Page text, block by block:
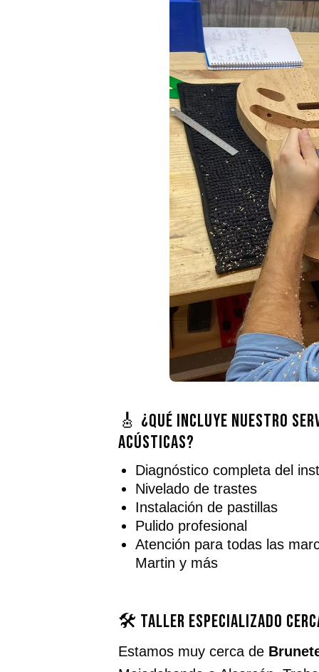
🎸 ¿Qué incluye nuestro
acústicas?
Diagnóstico completa del
Nivelado de trastes
Instalación de pastillas
Pulido profesional
Atención para todas las
Martin y más
🛠️ Taller especializado
Estamos muy cerca de